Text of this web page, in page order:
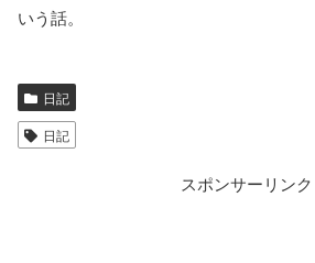
いう話。
日記
日記
スポンサーリンク